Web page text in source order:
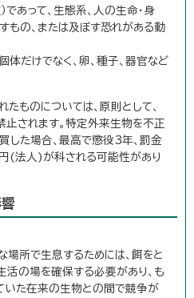
あって、生態系、人の生命・身
もの、または及ぼす恐れがある動
だけでなく、卵、種子、器官など
ものについては、原則として、
止されます。特定外来生物を不正
した場合、最高で懲役3年、罰金
(法人)が科される可能性があり
場所で生息するためには、餌をと
活の場を確保する必要があり、も
いた在来の生物との間で競争が